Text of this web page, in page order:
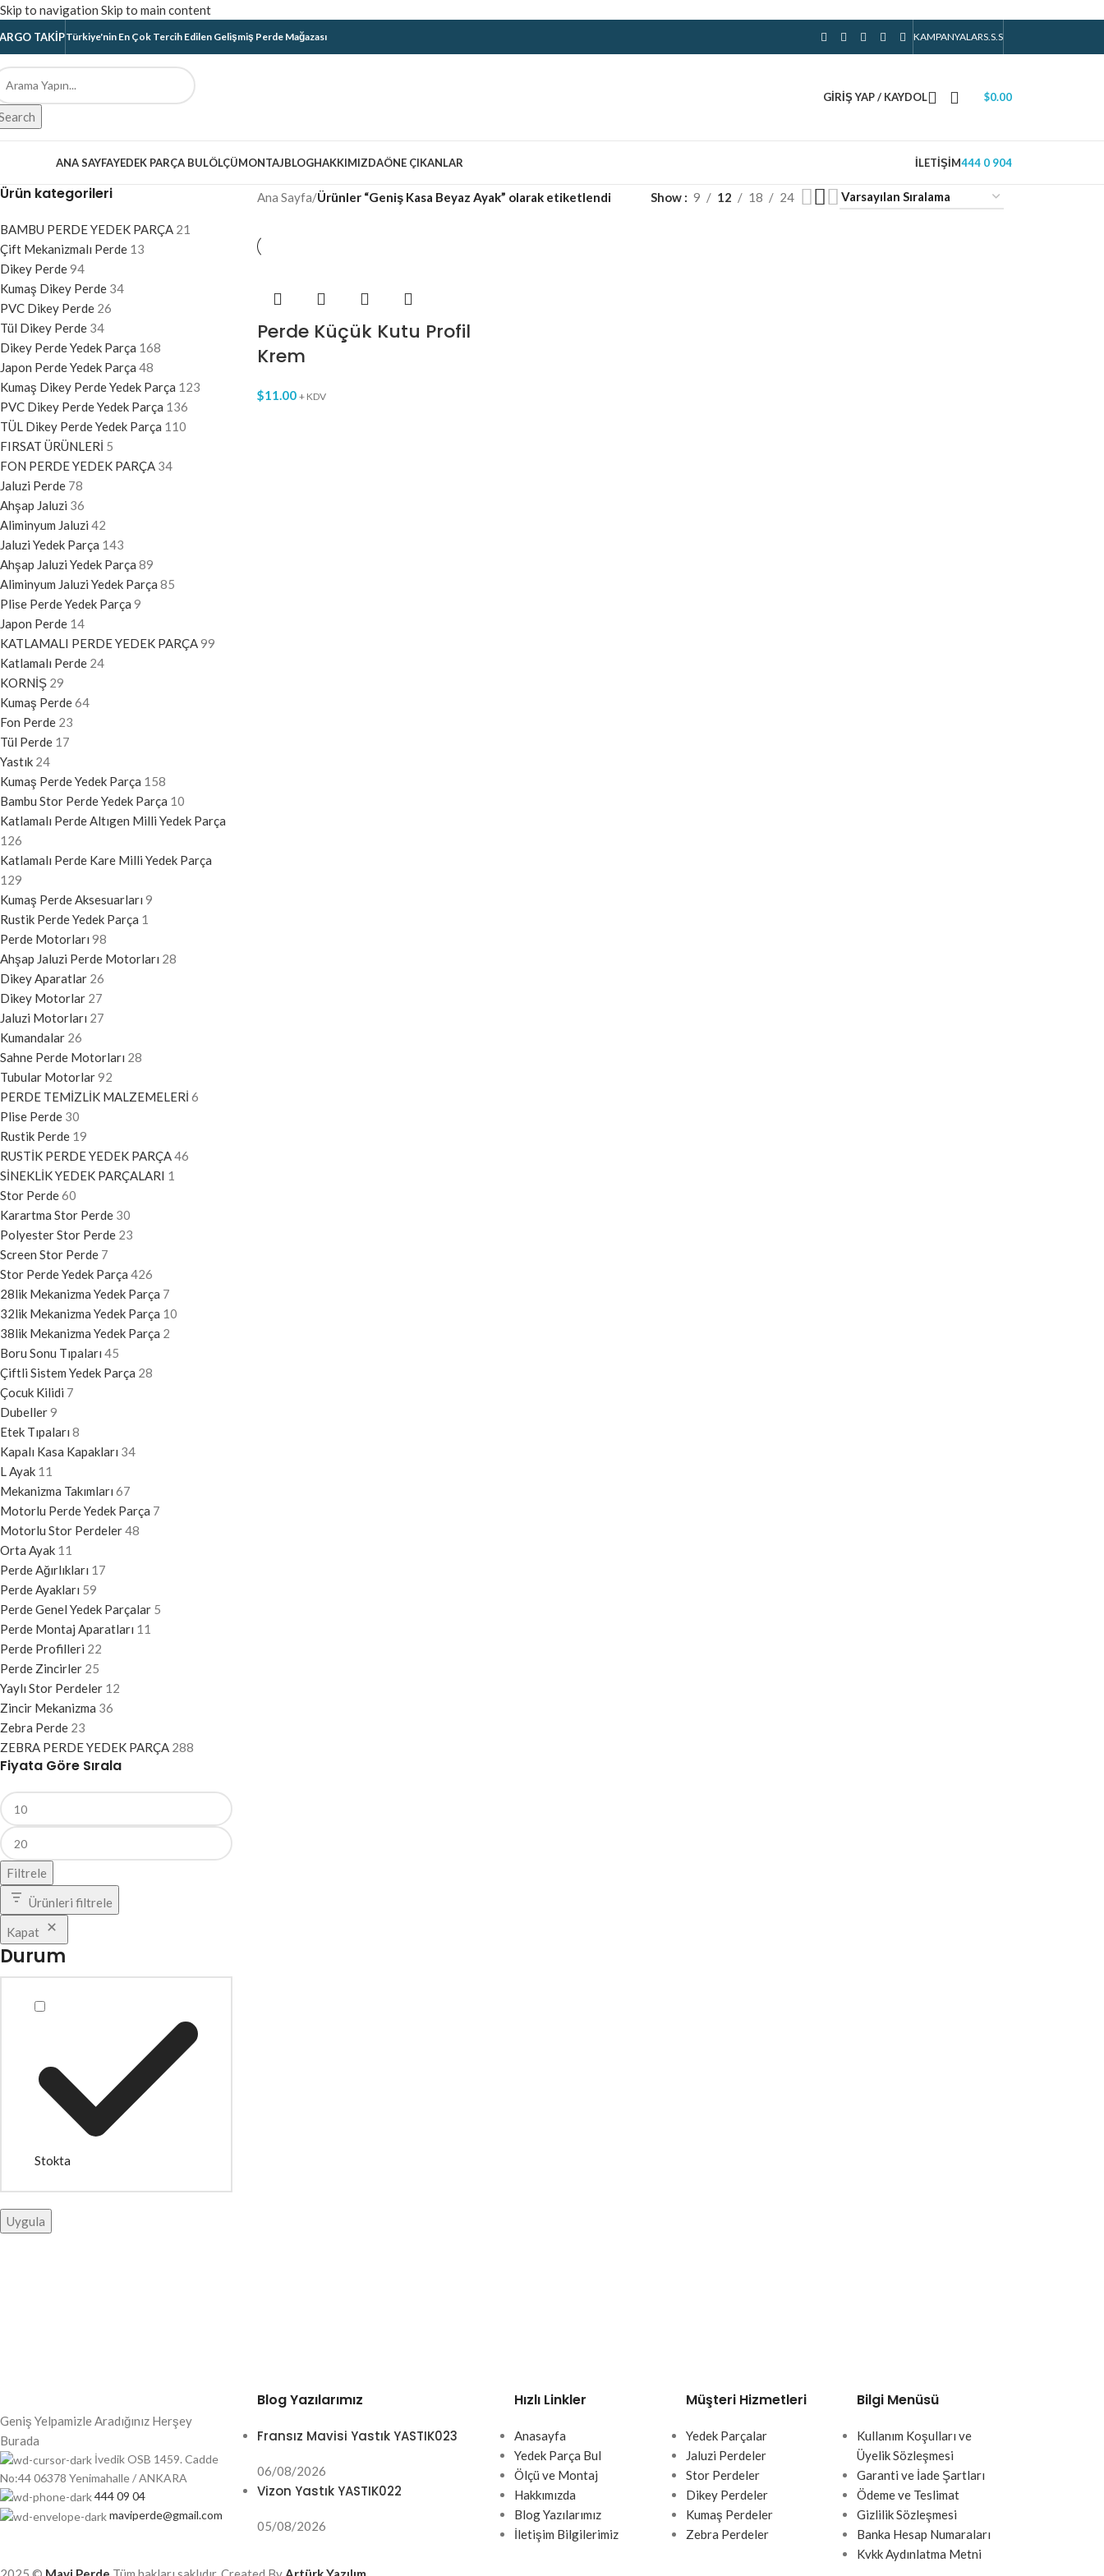
Skip to navigation Skip to main content
TAKIPTürkiye'nin En Çok Tercih Edilen Gelişmiş Perde Mağazası KAMPANYALARS.S.S
GIRIŞ YAP / KAYDOL $0.00
ANA SAYFAYEDEK PARÇA BULÖLÇÜMONTAJBLOGHAKKIMIZDAÖNE ÇIKANLAR İLETIŞIM444 0 904
Ürün kategorileri
BAMBU PERDE YEDEK PARÇA 21
Çift Mekanizmalı Perde 13
Dikey Perde94
Kumaş Dikey Perde 34
PVC Dikey Perde 26
Tül Dikey Perde 34
Dikey Perde Yedek Parça 168
Japon Perde Yedek Parça 48
Kumaş Dikey Perde Yedek Parça 123
PVC Dikey Perde Yedek Parça 136
TÜL Dikey Perde Yedek Parça 110
FIRSAT ÜRÜNLERİ 5
FON PERDE YEDEK PARÇA 34
Jaluzi Perde 78
Ahşap Jaluzi 36
Aliminyum Jaluzi 42
Jaluzi Yedek Parça 143
Ahşap Jaluzi Yedek Parça 89
Aliminyum Jaluzi Yedek Parça 85
Plise Perde Yedek Parça 9
Japon Perde 14
KATLAMALI PERDE YEDEK PARÇA99
Katlamalı Perde 24
KORNİŞ 29
Kumaş Perde64
Fon Perde 23
Tül Perde 17
Yastık 24
Kumaş Perde Yedek Parça 158
Bambu Stor Perde Yedek Parça 10
Katlamalı Perde Altıgen Milli Yedek Parça
126
Katlamalı Perde Kare Milli Yedek Parça
129
Kumaş Perde Aksesuarları 9
Rustik Perde Yedek Parça 1
Perde Motorları 98
Ahşap Jaluzi Perde Motorları 28
Dikey Aparatlar 26
Dikey Motorlar 27
Jaluzi Motorları 27
Kumandalar 26
Sahne Perde Motorları 28
Tubular Motorlar92
PERDE TEMİZLİK MALZEMELERİ 6
Plise Perde 30
Rustik Perde 19
RUSTİK PERDE YEDEK PARÇA46
SİNEKLİK YEDEK PARÇALARI 1
Stor Perde60
Karartma Stor Perde 30
Polyester Stor Perde 23
Screen Stor Perde 7
Stor Perde Yedek Parça 426
28lik Mekanizma Yedek Parça 7
32lik Mekanizma Yedek Parça 10
38lik Mekanizma Yedek Parça 2
Boru Sonu Tıpaları 45
Çiftli Sistem Yedek Parça 28
Çocuk Kilidi 7
Dubeller9
Etek Tıpaları 8
Kapalı Kasa Kapakları 34
L Ayak 11
Mekanizma Takımları 67
Motorlu Perde Yedek Parça 7
Motorlu Stor Perdeler48
Orta Ayak 11
Perde Ağırlıkları 17
Perde Ayakları 59
Perde Genel Yedek Parçalar 5
Perde Montaj Aparatları 11
Perde Profilleri 22
Perde Zincirler 25
Yaylı Stor Perdeler 12
Zincir Mekanizma 36
Zebra Perde 23
ZEBRA PERDE YEDEK PARÇA 288
Fiyata Göre Sırala
Filtrele
Ürünleri filtrele
Kapat
Durum
Stokta
Uygula
Ana Sayfa/Ürünler “Geniş Kasa Beyaz Ayak” olarak etiketlendi Show 9 12 18 24
Perde Küçük Kutu Profil
Krem
$11.00 + KDV
Geniş Yelpamizle Aradığınız Herşey
Burada
İvedik OSB 1459. Cadde
No:44 06378 Yenimahalle / ANKARA
444 09 04
maviperde@gmail.com
Blog Yazılarımız
Fransız Mavisi Yastık YASTIK023
06/08/2026
Vizon Yastık YASTIK022
05/08/2026
Hızlı Linkler
Anasayfa
Yedek Parça Bul
Ölçü ve Montaj
Hakkımızda
Blog Yazılarımız
İletişim Bilgilerimiz
Müşteri Hizmetleri
Yedek Parçalar
Jaluzi Perdeler
Stor Perdeler
Dikey Perdeler
Kumaş Perdeler
Zebra Perdeler
Bilgi Menüsü
Kullanım Koşulları ve
Üyelik Sözleşmesi
Garanti ve İade Şartları
Ödeme ve Teslimat
Gizlilik Sözleşmesi
Banka Hesap Numaraları
Kvkk Aydınlatma Metni